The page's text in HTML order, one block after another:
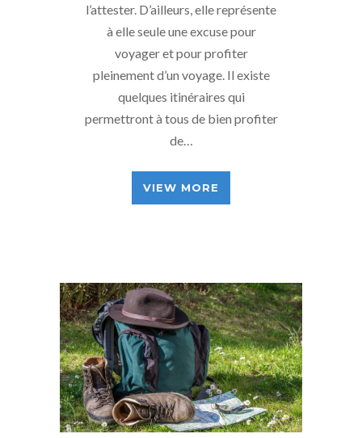
l’attester. D’ailleurs, elle représente
à elle seule une excuse pour
voyager et pour profiter
pleinement d’un voyage. Il existe
quelques itinéraires qui
permettront à tous de bien profiter
de…
VIEW MORE